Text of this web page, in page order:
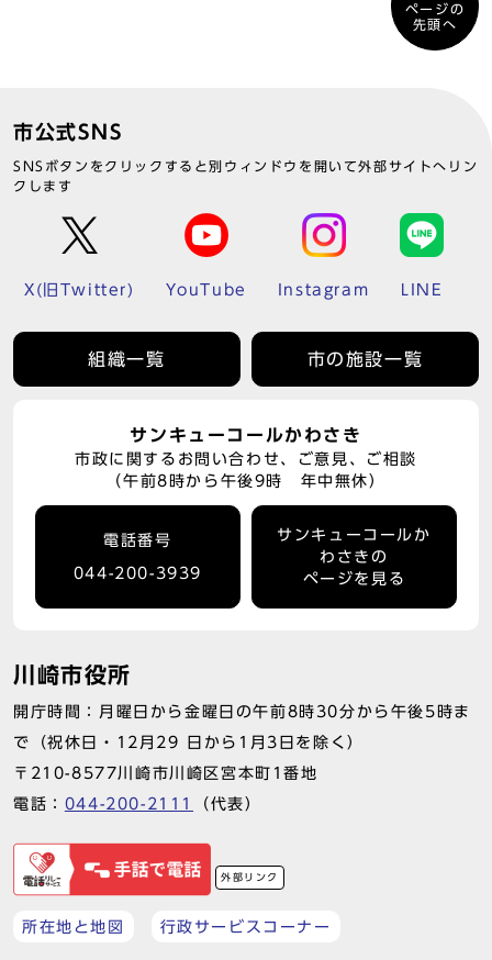
ページの
先頭へ
市公式SNS
SNSボタンをクリックすると別ウィンドウを開いて外部サイトへリン
クします
X(旧Twitter) YouTube Instagram LINE
組織一覧 市の施設一覧
サンキューコールかわさき
市政に関するお問い合わせ、ご意見、ご相談
（午前8時から午後9時 年中無休）
電話番号
044-200-3939
サンキューコールか
わさきの
ページを見る
川崎市役所
開庁時間：月曜日から金曜日の午前8時30分から午後5時ま
で（祝休日・12月29 日から1月3日を除く）
〒210-8577川崎市川崎区宮本町1番地
電話： 044-200-2111 （代表）
外部リンク
所在地と地図 行政サービスコーナー